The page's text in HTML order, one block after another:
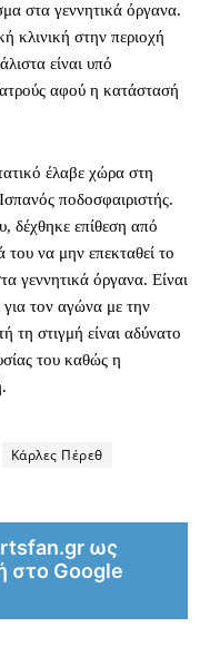
στα γεννητικά όργανα.
κλινική στην περιοχή
είναι υπό
αφού η κατάστασή
έλαβε χώρα στη
ποδοσφαιριστής.
δέχθηκε επίθεση από
να μην επεκταθεί το
γεννητικά όργανα. Είναι
για τον αγώνα με την
τη στιγμή είναι αδύνατο
του καθώς η
Κάρλες Πέρεθ
ως
στο Google